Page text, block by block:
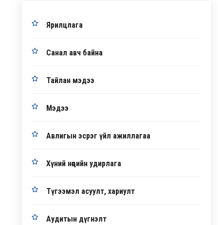
Ярилцлага
Санал авч байна
Тайлан мэдээ
Мэдээ
Авлигын эсрэг үйл ажиллагаа
Хүний нөөцийн удирлага
Түгээмэл асуулт, хариулт
Аудитын дүгнэлт